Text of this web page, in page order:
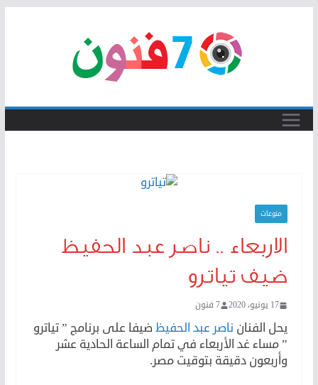
منوعات
الاربعاء .. ناصر عبد الحفيظ
ضيف تياترو
17 يونيو، 2020 7 فنون
يحل الفنان ناصر عبد الحفيظضيفا على برنامج ” تياترو
” مساء غد الأربعاء في تمام الساعة الحادية عشر
وأربعون دقيقة بتوقيت مصر.